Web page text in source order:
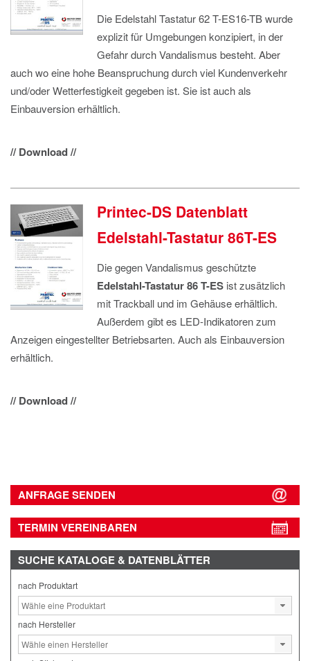
Die Edelstahl Tastatur 62 T-ES16-TB wurde
explizit für Umgebungen konzipiert, in der
Gefahr durch Vandalismus besteht. Aber
auch wo eine hohe Beanspruchung durch viel Kundenverkehr
und/oder Wetterfestigkeit gegeben ist. Sie ist auch als
Einbauversion erhältlich.
// Download //
Printec-DS Datenblatt
Edelstahl-Tastatur 86T-ES
Die gegen Vandalismus geschützte
Edelstahl-Tastatur 86 T-ESist zusätzlich
mit Trackball und im Gehäuse erhältlich.
Außerdem gibt es LED-Indikatoren zum
Anzeigen eingestellter Betriebsarten. Auch als Einbauversion
erhältlich.
// Download //
ANFRAGE SENDEN
TERMIN VEREINBAREN
SUCHE KATALOGE & DATENBLÄTTER
nach Produktart
nach Hersteller